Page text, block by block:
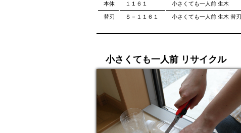
本体 １１６１
小さくても一人前 生木
替刃 Ｓ－１１６１ 小さくても一人前 生木 替刃
小さくても一人前 リサイクル